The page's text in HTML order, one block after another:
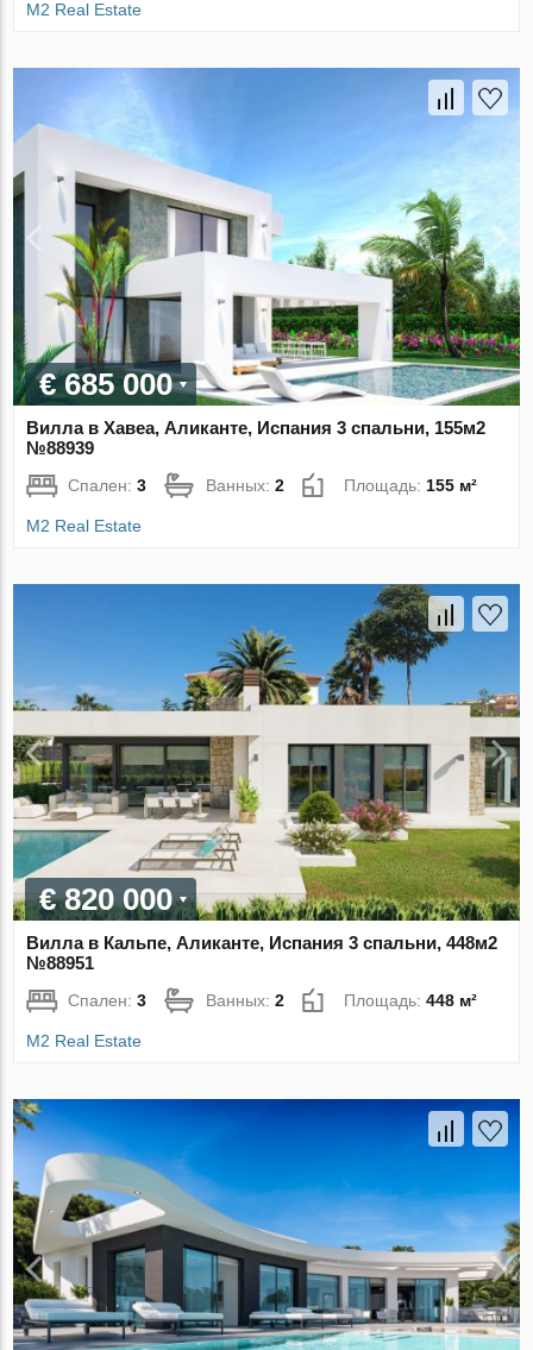
M2 Real Estate
€ 685 000
Вилла в Хавеа, Аликанте, Испания 3 спальни, 155м2
№88939
Спален:3 Ванных:2 Площадь: 155 м²
M2 Real Estate
€ 820 000
Вилла в Кальпе, Аликанте, Испания 3 спальни, 448м2
№88951
Спален:3 Ванных:2 Площадь:448 м²
M2 Real Estate